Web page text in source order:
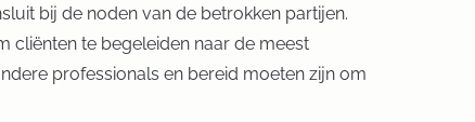
bij de noden van de betrokken partijen.
cliënten te begeleiden naar de meest
professionals en bereid moeten zijn om